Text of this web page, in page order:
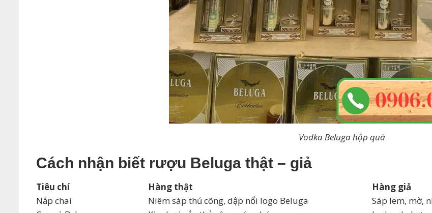
Vodka Beluga hộp quà
Cách nhận biết rượu Beluga thật – giả
Tiêu chí Hàng thật
Hàng giả
Nắp chai
Niêm sáp thủ công, dập nổi logo Beluga
Sáp lem, mờ,